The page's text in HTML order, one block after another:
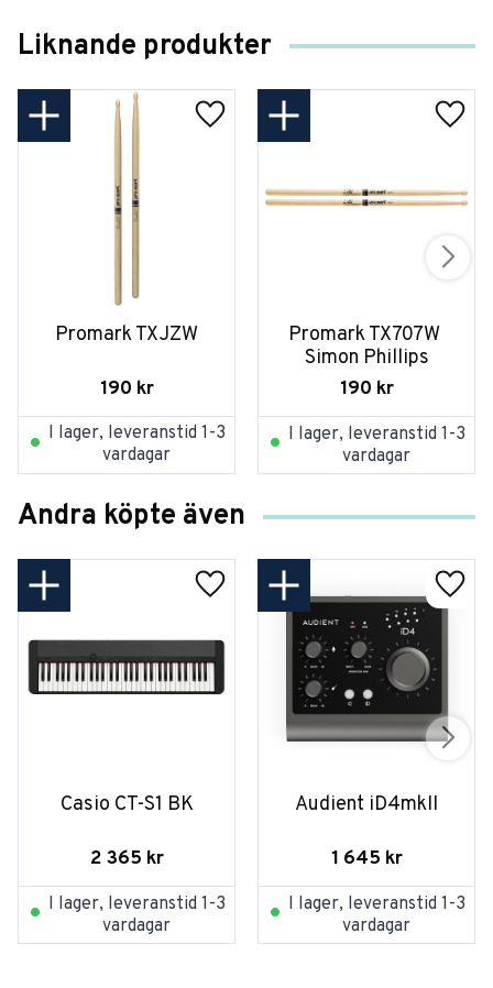
Liknande produkter
Promark TXJZW
190 kr
I lager, leveranstid 1-3
vardagar
Promark TX707W
Simon Phillips
190 kr
I lager, leveranstid 1-3
vardagar
Andra köpte även
Casio CT-S1 BK
2 365 kr
I lager, leveranstid 1-3
vardagar
Audient iD4mkII
1 645 kr
I lager, leveranstid 1-3
vardagar